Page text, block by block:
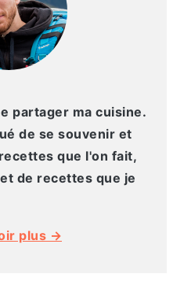
partager ma cuisine.
de se souvenir et
que l'on fait,
de recettes que je
plus →